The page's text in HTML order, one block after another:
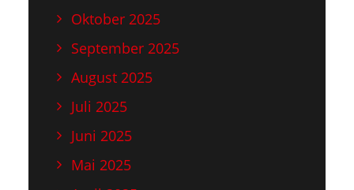
Oktober 2025
September 2025
August 2025
Juli 2025
Juni 2025
Mai 2025